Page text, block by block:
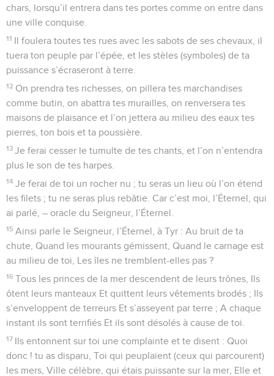
chars, lorsqu’il entrera dans tes portes comme on entre dans
une ville conquise.
11 Il foulera toutes tes rues avec les sabots de ses chevaux, il
tuera ton peuple par l’épée, et les stèles (symboles) de ta
puissance s’écraseront à terre.
12 On prendra tes richesses, on pillera tes marchandises
comme butin, on abattra tes murailles, on renversera tes
maisons de plaisance et l’on jettera au milieu des eaux tes
pierres, ton bois et ta poussière.
13 Je ferai cesser le tumulte de tes chants, et l’on n’entendra
plus le son de tes harpes.
14 Je ferai de toi un rocher nu ; tu seras un lieu où l’on étend
les filets ; tu ne seras plus rebâtie. Car c’est moi, l’Éternel, qui
ai parlé, – oracle du Seigneur, l’Éternel.
15 Ainsi parle le Seigneur, l’Éternel, à Tyr : Au bruit de ta
chute, Quand les mourants gémissent, Quand le carnage est
au milieu de toi, Les îles ne tremblent-elles pas ?
16 Tous les princes de la mer descendent de leurs trônes, Ils
ôtent leurs manteaux Et quittent leurs vêtements brodés ; Ils
s’enveloppent de terreurs Et s’asseyent par terre ; A chaque
instant ils sont terrifiés Et ils sont désolés à cause de toi.
17 Ils entonnent sur toi une complainte et te disent : Quoi
donc ! tu as disparu, Toi qui peuplaient (ceux qui parcourent)
les mers, Ville célèbre, qui étais puissante sur la mer, Elle et